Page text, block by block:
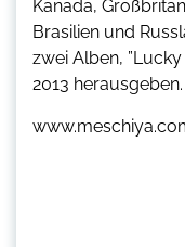
Kanada,
Brasilien und
zwei Alben, ”Lucky
2013 herausgeben.